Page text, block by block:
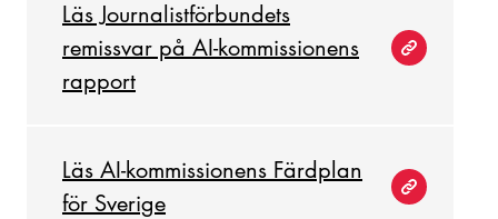
Läs Journalistförbundets
remissvar på AI-kommissionens
rapport
Läs AI-kommissionens Färdplan
för Sverige